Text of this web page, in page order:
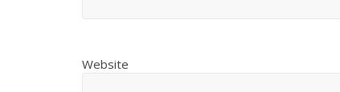
Website